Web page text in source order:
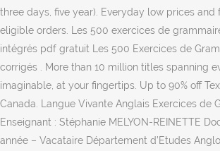
three days, five year). Everyday low prices and
eligible orders. Les 500 exercices de
intégrés pdf gratuit Les 500 Exercices de
corrigés . More than 10 million titles spanning
imaginable, at your fingertips. Up to 90% off
Canada. Langue Vivante Anglais Exercices de
Enseignant : Stéphanie MELYON-REINETTE
année – Vacataire Département d’Etudes